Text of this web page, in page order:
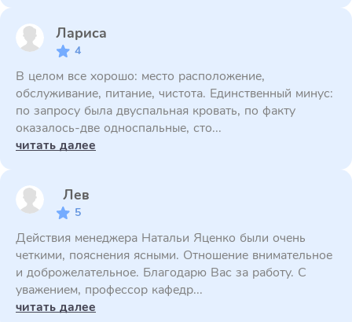
Лариса
4
В целом все хорошо: место расположение,
обслуживание, питание, чистота. Единственный минус:
по запросу была двуспальная кровать, по факту
оказалось-две односпальные, сто...
читать далее
Лев
5
Действия менеджера Натальи Яценко были очень
четкими, пояснения ясными. Отношение внимательное
и доброжелательное. Благодарю Вас за работу. С
уважением, профессор кафедр...
читать далее